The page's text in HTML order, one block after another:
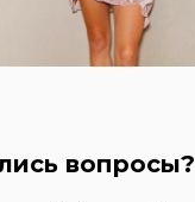
вопросы?